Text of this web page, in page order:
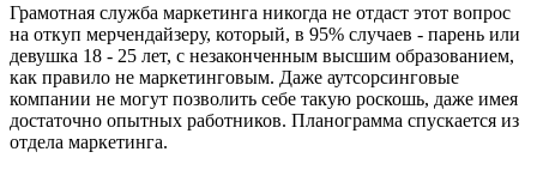
Грамотная служба маркетинга никогда не отдаст этот вопрос
на откуп мерчендайзеру, который, в 95% случаев - парень или
девушка 18 - 25 лет, с незаконченным высшим образованием,
как правило не маркетинговым. Даже аутсорсинговые
компании не могут позволить себе такую роскошь, даже имея
достаточно опытных работников. Планограмма спускается из
отдела маркетинга.